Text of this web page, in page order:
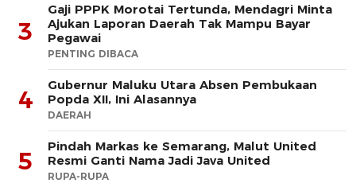
3
Gaji PPPK Morotai Tertunda, Mendagri Minta
Ajukan Laporan Daerah Tak Mampu Bayar
Pegawai
PENTING DIBACA
4
Gubernur Maluku Utara Absen Pembukaan
Popda XII, Ini Alasannya
DAERAH
5
Pindah Markas ke Semarang, Malut United
Resmi Ganti Nama Jadi Java United
RUPA-RUPA